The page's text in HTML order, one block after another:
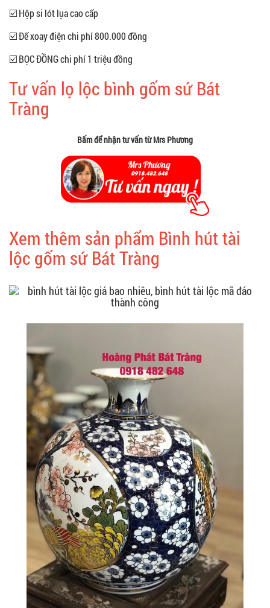
☑️ Hộp si lót lụa cao cấp
☑️ Đế xoay điện chi phí 800.000 đồng
☑️ BỌC ĐỒNG chi phí 1 triệu đồng
Tư vấn lọ lộc bình gốm sứ Bát
Tràng
Bấm để nhận tư vấn từ Mrs Phương
Xem thêm sản phẩm Bình hút tài
lộc gốm sứ Bát Tràng